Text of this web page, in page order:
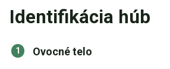
Identifikácia húb
Ovocné telo